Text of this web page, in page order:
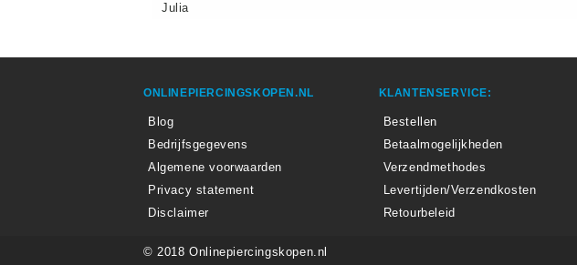
Julia
ONLINEPIERCINGSKOPEN.NL
Blog
Bedrijfsgegevens
Algemene voorwaarden
Privacy statement
Disclaimer
KLANTENSERVICE:
Bestellen
Betaalmogelijkheden
Verzendmethodes
Levertijden/Verzendkosten
Retourbeleid
© 2018 Onlinepiercingskopen.nl